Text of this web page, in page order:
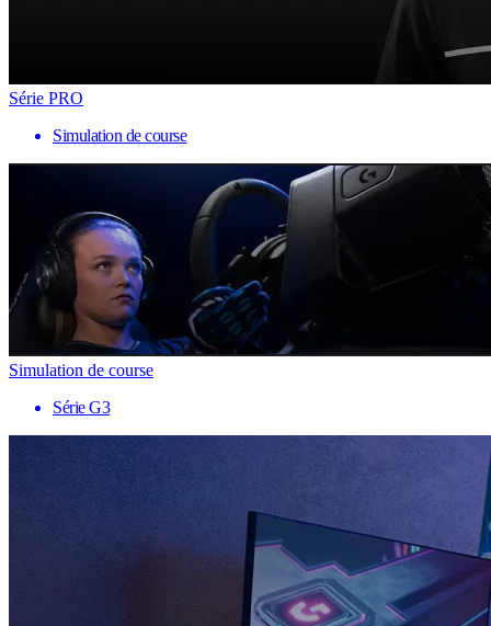
Série PRO
Simulation de course
Simulation de course
Série G3